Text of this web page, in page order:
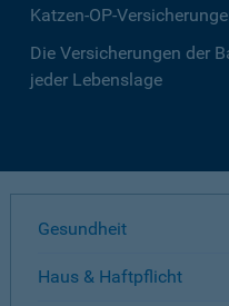
Katzen-OP-
Die Versicherungen der
jeder Lebenslage
Gesundheit
Haus & Haftpflicht